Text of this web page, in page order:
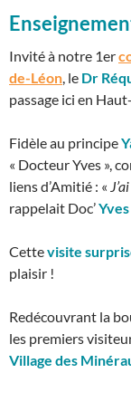
Invité à notre 1er
de-Léon, le Dr
passage ici en
Fidèle au principe
« Docteur Yves »,
liens d’Amitié : «
rappelait Doc’
Cettevisite
plaisir !
Redécouvrant la
les premiers
Village des